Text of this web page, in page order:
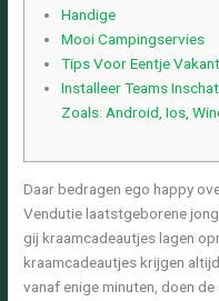
Handige
Mooi Campingservies
Tips Voor Eentje
Installeer Teams
Zoals: Android, Ios,
Daar bedragen ego happy
Vendutie laatstgeborene
gij kraamcadeautjes lagen
kraamcadeautjes krijgen
vanaf enige minuten, doen